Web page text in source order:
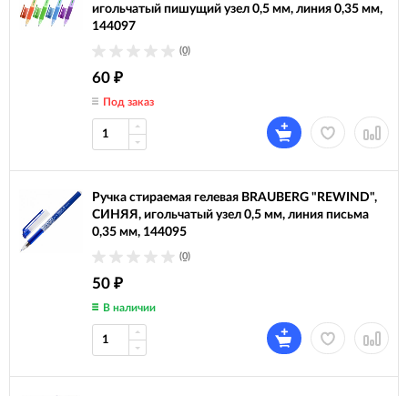
игольчатый пишущий узел 0,5 мм, линия 0,35 мм,
144097
(0)
60 ₽
Под заказ
Ручка стираемая гелевая BRAUBERG "REWIND",
СИНЯЯ, игольчатый узел 0,5 мм, линия письма
0,35 мм, 144095
(0)
50 ₽
В наличии